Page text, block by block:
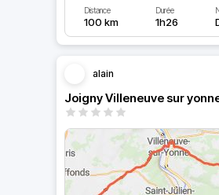
Distance
100 km
Durée
1h26
alain
Joigny Villeneuve sur